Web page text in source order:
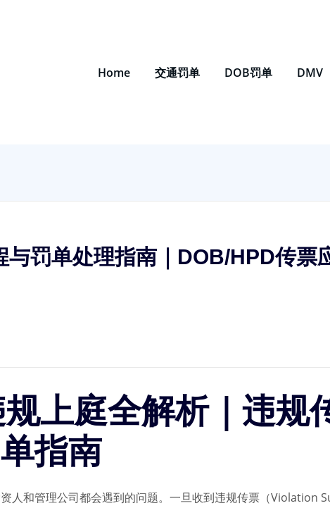
Home
交通罚单 DOB罚单 DMV
与罚单处理指南｜DOB/HPD传票
上庭全解析｜违规
指南
人和管理公司都会遇到的问题。一旦收到违规传票（Violation